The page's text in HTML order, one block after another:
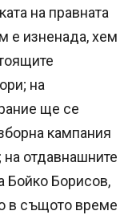
на правната
е изненада, хем
на
ще се
кампания
отдавнашните
Бойко Борисов,
в същото време